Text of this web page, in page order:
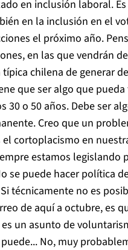
en inclusión laboral.
en la inclusión en el
el próximo año.
en las que vendrán
chilena de generar
que ser algo que
30 o 50 años. Debe ser
Creo que un
el cortoplacismo en
estamos legislando
se puede hacer política
técnicamente no es
de aquí a octubre, es
un asunto de
No, muy